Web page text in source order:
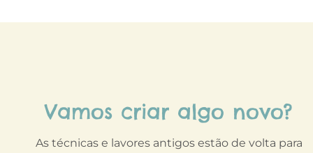
Vamos criar algo novo?
As técnicas e lavores antigos estão de volta para